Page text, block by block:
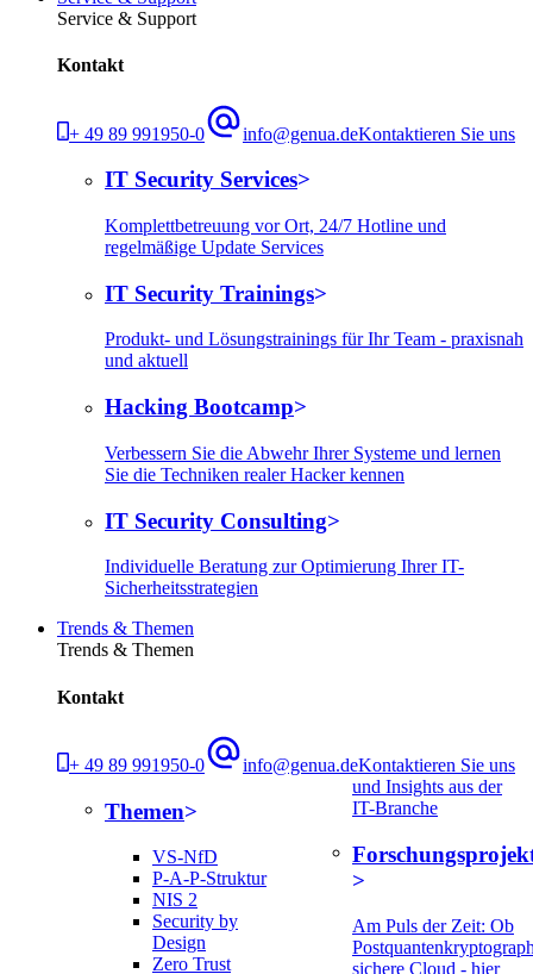
Service & Support
Kontakt
+ 49 89 991950-0 info@genua.deKontaktieren Sie uns
IT Security Services
Komplettbetreuung vor Ort, 24/7 Hotline und
regelmäßige Update Services
IT Security Trainings
Produkt- und Lösungstrainings für Ihr Team - praxisnah
und aktuell
Hacking Bootcamp
Verbessern Sie die Abwehr Ihrer Systeme und lernen
Sie die Techniken realer Hacker kennen
IT Security Consulting
Individuelle Beratung zur Optimierung Ihrer IT-
Sicherheitsstrategien
Trends & Themen
Trends & Themen
Kontakt
+ 49 89 991950-0 info@genua.deKontaktieren Sie uns
Themen
VS-NfD
P-A-P-Struktur
NIS 2
Security by
Design
Zero Trust
und Insights aus der
IT-Branche
Am Puls der Zeit: Ob
sichere Cloud - hier